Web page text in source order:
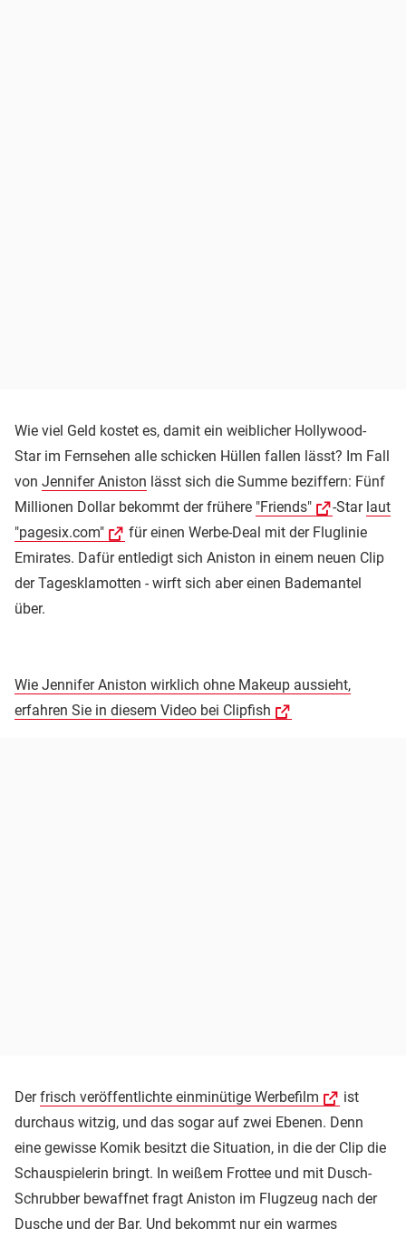
Wie viel Geld kostet es, damit ein weiblicher Hollywood-
Star im Fernsehen alle schicken Hüllen fallen lässt? Im Fall
von Jennifer Aniston lässt sich die Summe beziffern: Fünf
Millionen Dollar bekommt der frühere "Friends" -Star laut
"pagesix.com"
für einen Werbe-Deal mit der Fluglinie
Emirates. Dafür entledigt sich Aniston in einem neuen Clip
der Tagesklamotten - wirft sich aber einen Bademantel
über.
Wie Jennifer Aniston wirklich ohne Makeup aussieht,
erfahren Sie in diesem Video bei Clipfish
Derfrisch veröffentlichte einminütige Werbefilm
ist
durchaus witzig, und das sogar auf zwei Ebenen. Denn
eine gewisse Komik besitzt die Situation, in die der Clip die
Schauspielerin bringt. In weißem Frottee und mit Dusch-
Schrubber bewaffnet fragt Aniston im Flugzeug nach der
Dusche und der Bar. Und bekommt nur ein warmes